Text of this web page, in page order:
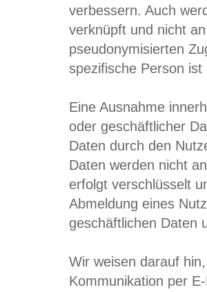
verbessern. Auch
verknüpft und nicht
pseudonymisierten
spezifische Person
Eine Ausnahme
oder geschäftlicher
Daten durch den
Daten werden nicht
erfolgt verschlüsselt
Abmeldung eines
geschäftlichen Daten
Wir weisen darauf
Kommunikation per